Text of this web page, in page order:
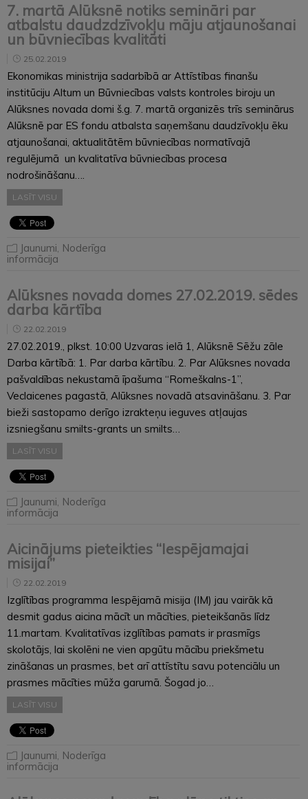
7. martā Alūksnē notiks semināri par
atbalstu daudzdzīvokļu māju atjaunošanai
un būvniecības kvalitāti
25.02.2019
Ekonomikas ministrija sadarbībā ar Attīstības finanšu
institūciju Altum un Būvniecības valsts kontroles biroju un
Alūksnes novada domi š.g. 7. martā organizēs trīs seminārus
Alūksnē par ES fondu atbalsta saņemšanu daudzīvokļu ēku
atjaunošanai, aktualitātēm būvniecības normatīvajā
regulējumā un kvalitatīva būvniecības procesa
nodrošināšanu….
LASĪT VISU
Jaunumi Noderīga
informācija
Alūksnes novada domes 27.02.2019. sēdes
darba kārtība
22.02.2019
27.02.2019., plkst. 10:00 Uzvaras ielā 1, Alūksnē Sēžu zāle
Darba kārtībā: 1. Par darba kārtību. 2. Par Alūksnes novada
pašvaldības nekustamā īpašuma “Romeškalns-1”,
Veclaicenes pagastā, Alūksnes novadā atsavināšanu. 3. Par
bieži sastopamo derīgo izrakteņu ieguves atļaujas
izsniegšanu smilts-grants un smilts…
LASĪT VISU
Jaunumi Noderīga
informācija
Aicinājums pieteikties “Iespējamajai
misijai”
22.02.2019
Izglītības programma Iespējamā misija (IM) jau vairāk kā
desmit gadus aicina mācīt un mācīties, pieteikšanās līdz
11.martam. Kvalitatīvas izglītības pamats ir prasmīgs
skolotājs, lai skolēni ne vien apgūtu mācību priekšmetu
zināšanas un prasmes, bet arī attīstītu savu potenciālu un
prasmes mācīties mūža garumā. Šogad jo…
LASĪT VISU
Jaunumi Noderīga
informācija